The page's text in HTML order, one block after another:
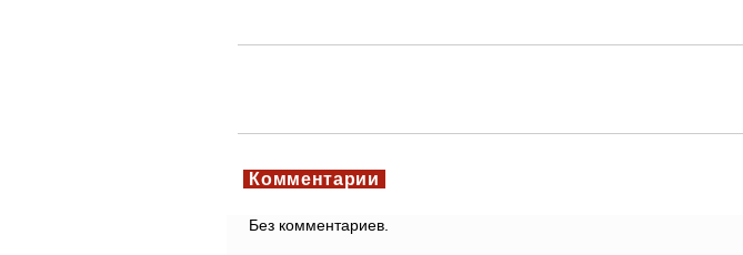
Комментарии
Без комментариев.